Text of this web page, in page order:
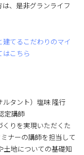
、是非グランライフ
てるこだわりのマイ
はこちら
タント）塩味 隆行
定講師
りを実現いただくた
ナーの講師を担当して
土地についての基礎知